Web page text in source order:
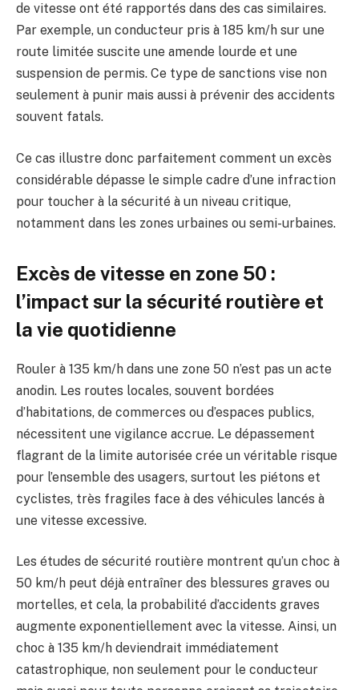
de vitesse ont été rapportés dans des cas similaires.
Par exemple, un conducteur pris à 185 km/h sur une
route limitée suscite une amende lourde et une
suspension de permis. Ce type de sanctions vise non
seulement à punir mais aussi à prévenir des accidents
souvent fatals.
Ce cas illustre donc parfaitement comment un excès
considérable dépasse le simple cadre d’une infraction
pour toucher à la sécurité à un niveau critique,
notamment dans les zones urbaines ou semi-urbaines.
Excès de vitesse en zone 50 :
l’impact sur la sécurité routière et
la vie quotidienne
Rouler à 135 km/h dans une zone 50 n’est pas un acte
anodin. Les routes locales, souvent bordées
d’habitations, de commerces ou d’espaces publics,
nécessitent une vigilance accrue. Le dépassement
flagrant de la limite autorisée crée un véritable risque
pour l’ensemble des usagers, surtout les piétons et
cyclistes, très fragiles face à des véhicules lancés à
une vitesse excessive.
Les études de sécurité routière montrent qu’un choc à
50 km/h peut déjà entraîner des blessures graves ou
mortelles, et cela, la probabilité d’accidents graves
augmente exponentiellement avec la vitesse. Ainsi, un
choc à 135 km/h deviendrait immédiatement
catastrophique, non seulement pour le conducteur